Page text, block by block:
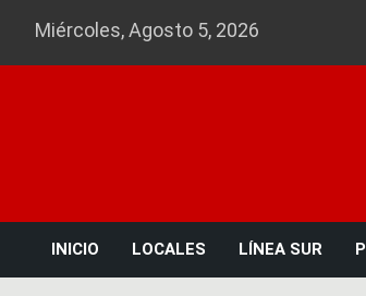
Miércoles, Agosto 5, 2026
INICIO LOCALES LÍNEA SUR